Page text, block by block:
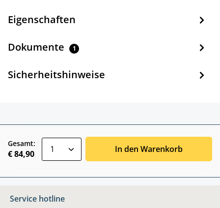
Eigenschaften
Dokumente 1
Sicherheitshinweise
Gesamt:
€ 84,90 In den Warenkorb
Service hotline